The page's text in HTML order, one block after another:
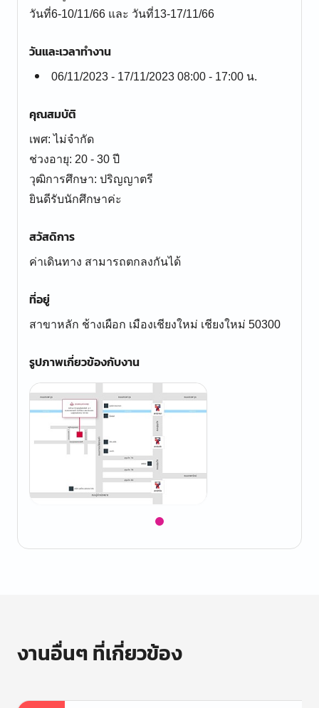
วันที่6-10/11/66 และ วันที่13-17/11/66
วันและเวลาทำงาน
06/11/2023 - 17/11/2023 08:00 - 17:00 น.
คุณสมบัติ
เพศ: ไม่จำกัด
ช่วงอายุ: 20 - 30 ปี
วุฒิการศึกษา: ปริญญาตรี
ยินดีรับนักศึกษาค่ะ
สวัสดิการ
ค่าเดินทาง สามารถตกลงกันได้
ที่อยู่
สาขาหลัก ช้างเผือก เมืองเชียงใหม่ เชียงใหม่ 50300
รูปภาพเกี่ยวข้องกับงาน
งานอื่นๆ ที่เกี่ยวข้อง